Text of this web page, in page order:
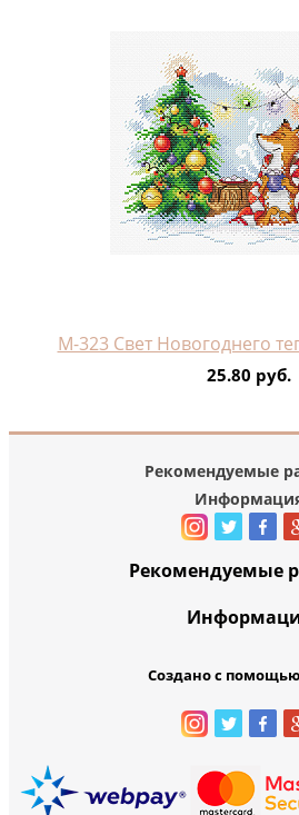
М-323 Свет Новогоднего
25.80 руб.
Рекомендуемые
Рекомендуемые
Создано с